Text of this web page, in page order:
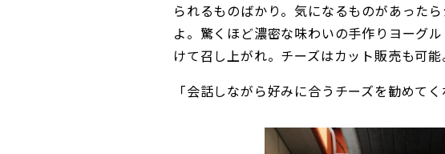
られるものばかり。気になるものがあった
よ。驚くほど濃密な味わいの手作りヨーグ
けて召し上がれ。チーズはカット販売も可能
「会話しながら好みに合うチーズを勧めて